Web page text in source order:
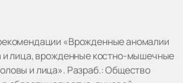
«Врожденные аномалии
и лица, врожденные костно-мышечные
и лица». Разраб.: Общество